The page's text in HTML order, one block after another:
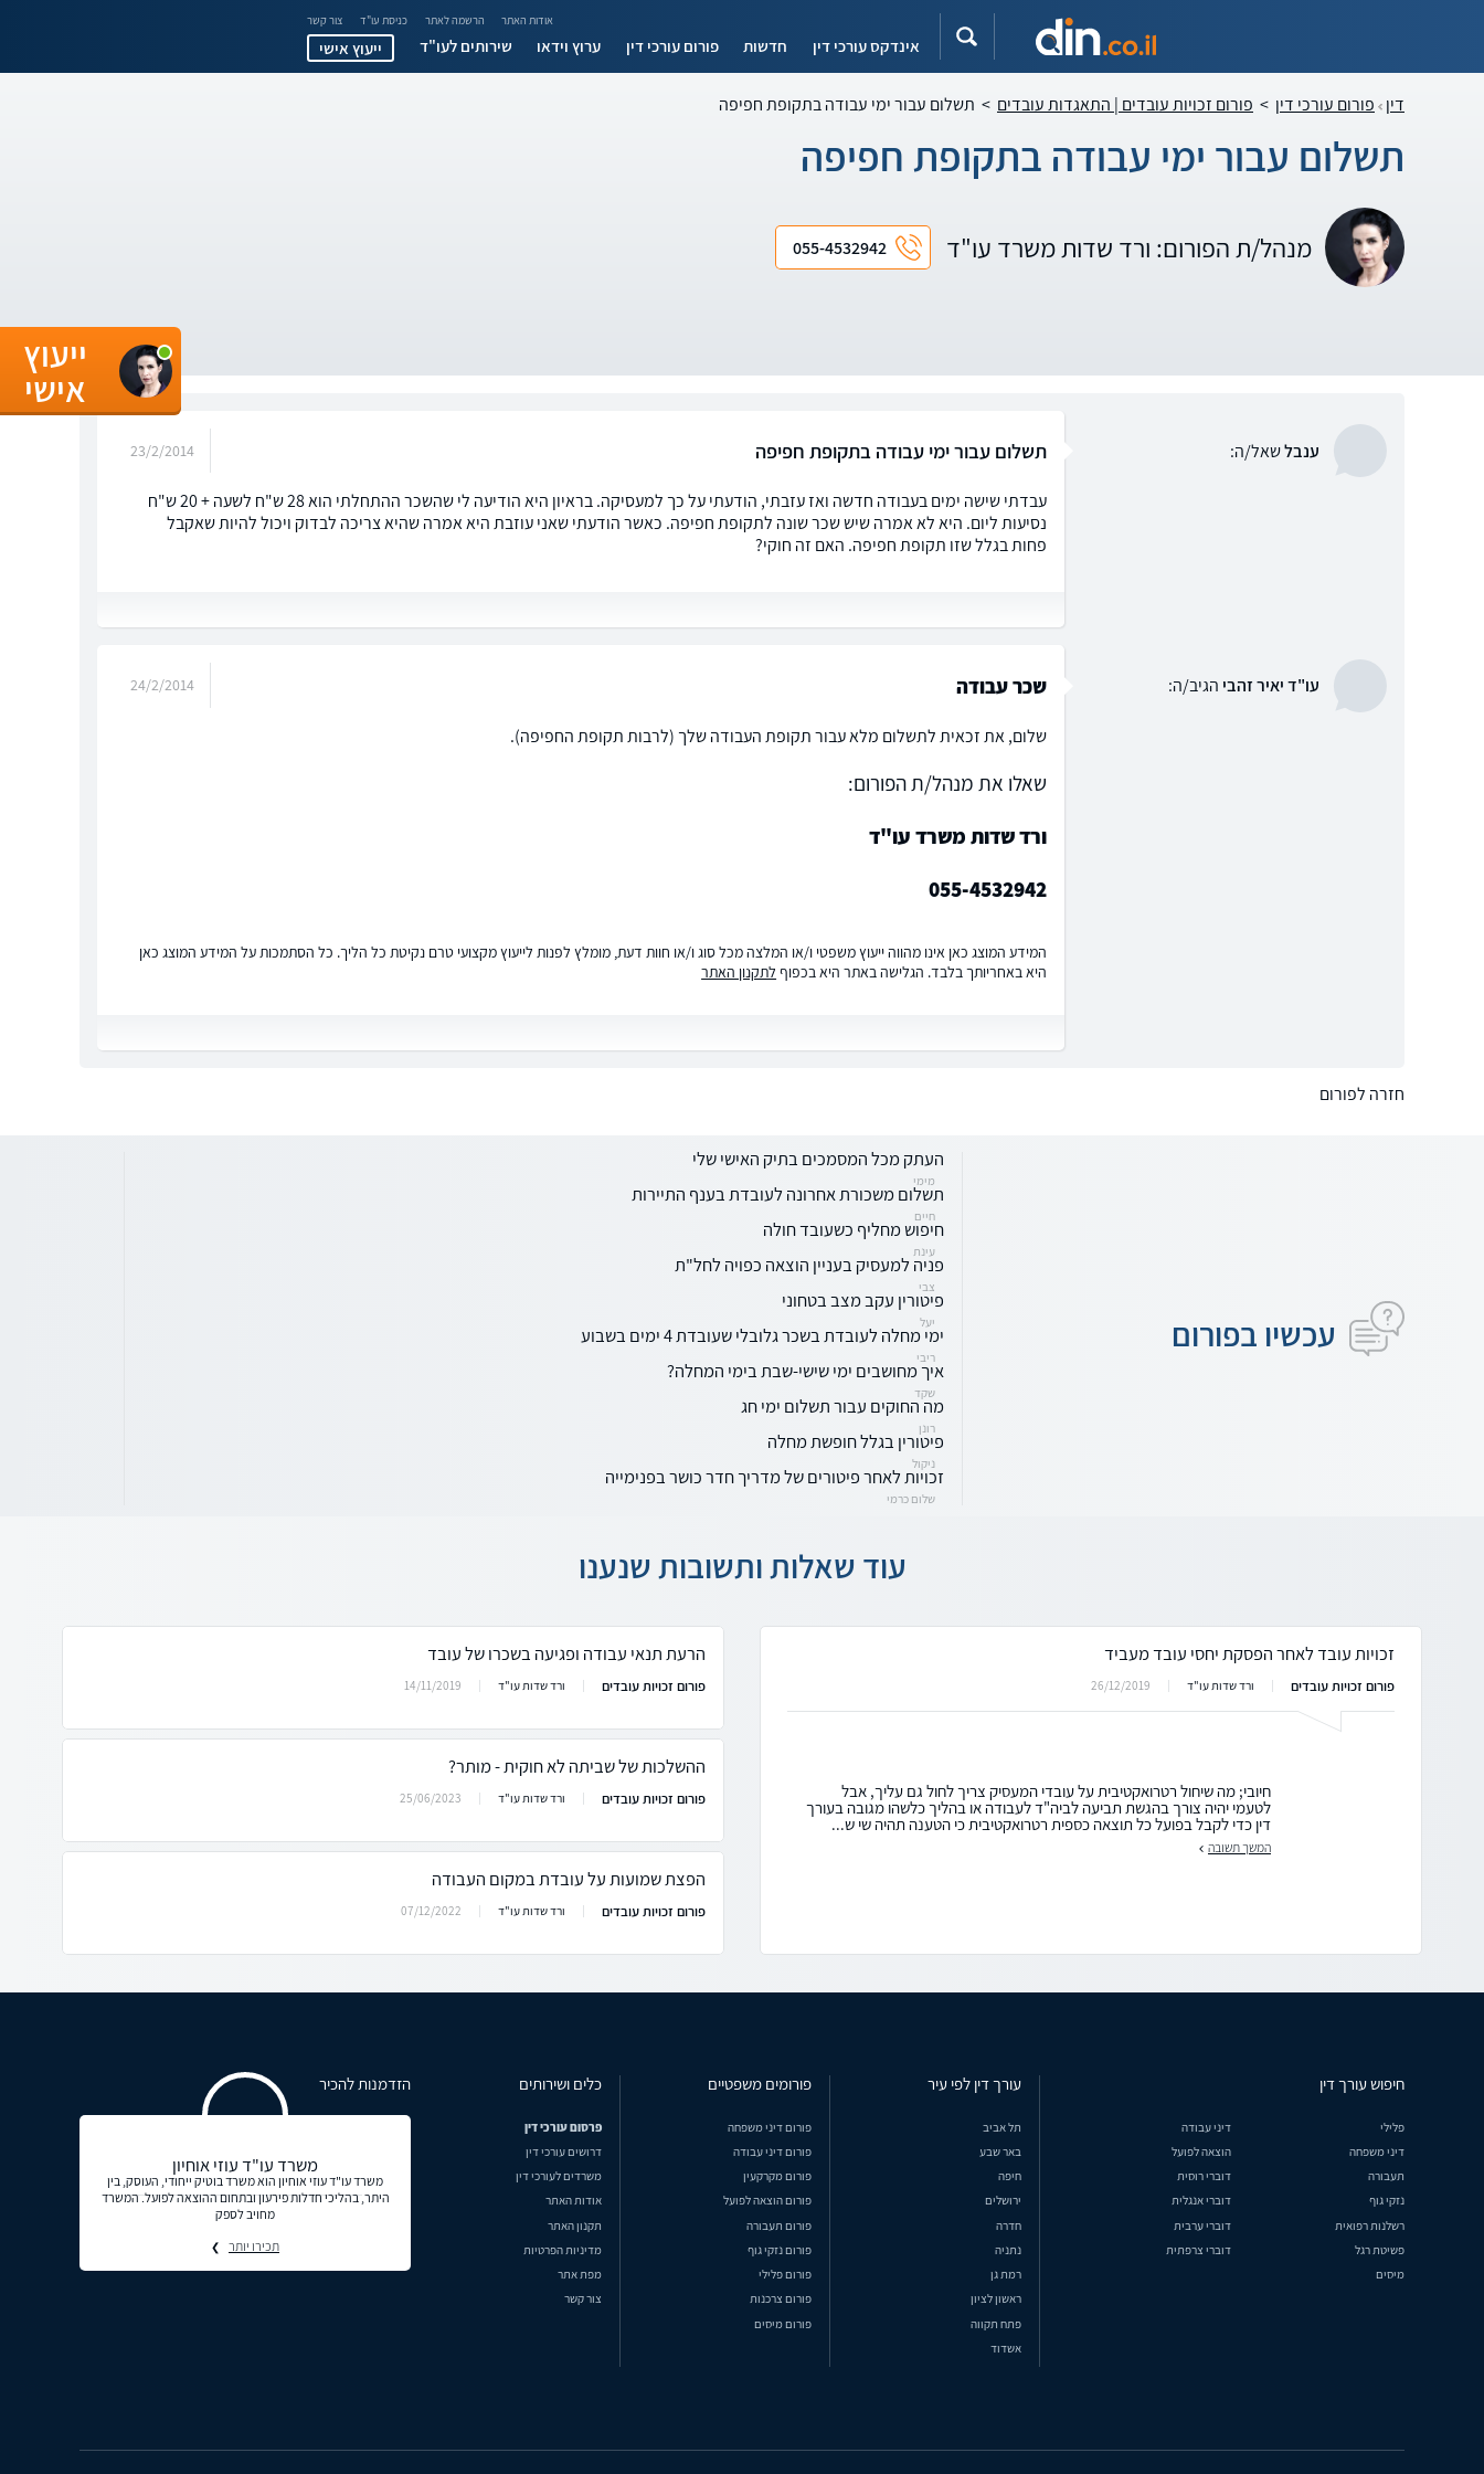
אודות האתר הרשמה לאתר כניסת עו"ד צור קשר
אינדקס עורכי דין חדשות פורום עורכי דין ערוץ וידאו שירותים לעו"ד ייעוץ אישי
דין פורום עורכי דין > פורום זכויות עובדים | התאגדות עובדים > תשלום עבור ימי עבודה בתקופת חפיפה
תשלום עבור ימי עבודה בתקופת חפיפה
מנהל/ת הפורום: ורד שדות משרד עו"ד 055-4532942
ענבלשאל/ה: תשלום עבור ימי עבודה בתקופת חפיפה 23/2/2014
עבדתי שישה ימים בעבודה חדשה ואז עזבתי, הודעתי על כך למעסיקה. בראיון היא הודיעה לי שהשכר ההתחלתי הוא 28 ש"ח לשעה + 20 ש"ח
נסיעות ליום. היא לא אמרה שיש שכר שונה לתקופת חפיפה. כאשר הודעתי שאני עוזבת היא אמרה שהיא צריכה לבדוק ויכול להיות שאקבל
פחות בגלל שזו תקופת חפיפה. האם זה חוקי?
עו"ד יאיר זהבי הגיב/ה: שכר עבודה 24/2/2014
שלום, את זכאית לתשלום מלא עבור תקופת העבודה שלך (לרבות תקופת החפיפה).
שאלו את מנהל/ת הפורום:
ורד שדות משרד עו"ד
055-4532942
המידע המוצג כאן אינו מהווה ייעוץ משפטי ו/או המלצה מכל סוג ו/או חוות דעת, מומלץ לפנות לייעוץ מקצועי טרם נקיטת כל הליך. כל הסתמכות על המידע המוצג כאן
היא באחריותך בלבד. הגלישה באתר היא בכפוף לתקנון האתר
חזרה לפורום
עכשיו בפורום
העתק מכל המסמכים בתיק האישי שלי
מימי
תשלום משכורת אחרונה לעובדת בענף התיירות
חיים
חיפוש מחליף כשעובד חולה
עינת
פניה למעסיק בעניין הוצאה כפויה לחל"ת
צבי
פיטורין עקב מצב בטחוני
יעל
ימי מחלה לעובדת בשכר גלובלי שעובדת 4 ימים בשבוע
ריבי
איך מחושבים ימי שישי-שבת בימי המחלה?
שקד
מה החוקים עבור תשלום ימי חג
רונן
פיטורין בגלל חופשת מחלה
ניקול
זכויות לאחר פיטורים של מדריך חדר כושר בפנימייה
שלום כרמי
עוד שאלות ותשובות שנענו
זכויות עובד לאחר הפסקת יחסי עובד מעביד
פורום זכויות עובדים ורד שדות עו"ד 26/12/2019
חיובי; מה שיחול רטרואקטיבית על עובדי המעסיק צריך לחול גם עליך, אבל
לטעמי יהיה צורך בהגשת תביעה לביה"ד לעבודה או בהליך כלשהו מגובה בעורך
דין כדי לקבל בפועל כל תוצאה כספית רטרואקטיבית כי הטענה תהיה שי ש...
המשך תשובה
הרעת תנאי עבודה ופגיעה בשכרו של עובד
פורום זכויות עובדים ורד שדות עו"ד 14/11/2019
ההשלכות של שביתה לא חוקית - מותר?
פורום זכויות עובדים ורד שדות עו"ד 25/06/2023
הפצת שמועות על עובדת במקום העבודה
פורום זכויות עובדים ורד שדות עו"ד 07/12/2022
ייעוץ
אישי
חיפוש עורך דין
פלילי
דיני עבודה
דיני משפחה
הוצאה לפועל
תעבורה
דוברי רוסית
נזקי גוף
דוברי אנגלית
רשלנות רפואית
דוברי ערבית
פשיטת רגל
דוברי צרפתית
מיסים
עורך דין לפי עיר
תל אביב
באר שבע
חיפה
ירושלים
חדרה
נתניה
רמת גן
ראשון לציון
פתח תקווה
אשדוד
פורומים משפטיים
פורום דיני משפחה
פורום דיני עבודה
פורום מקרקעין
פורום הוצאה לפועל
פורום תעבורה
פורום נזקי גוף
פורום פלילי
פורום צרכנות
פורום מיסים
כלים ושירותים
פרסום עורכי דין
דרושים עורכי דין
משרדים לעורכי דין
אודות האתר
תקנון האתר
מדיניות הפרטיות
מפת אתר
צור קשר
הזדמנות להכיר
משרד עו"ד עוזי אוחיון
משרד עו"ד עוזי אוחיון הוא משרד בוטיק ייחודי, העוסק, בין
היתר, בהליכי חדלות פירעון ובתחום ההוצאה לפועל. המשרד
מחויב לספק
תכירו יותר